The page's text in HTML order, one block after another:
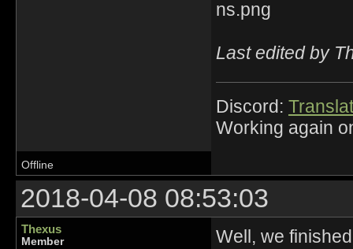
Last edited by
Discord:
Working again
Offline
2018-04-08 08:53:03
Thexus
Member
Well, we